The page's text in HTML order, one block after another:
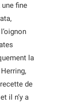
fine
la
de
il n’y a